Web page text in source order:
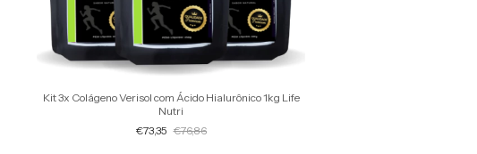
Kit 3x Colágeno Verisol com Ácido Hialurônico 1kg Life
Nutri
€73,35 €76,86